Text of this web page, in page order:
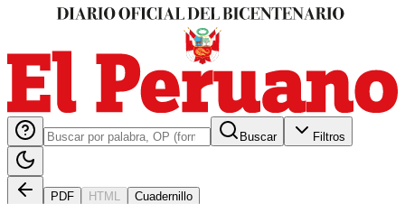
Buscar Filtros
PDF HTML Cuadernillo